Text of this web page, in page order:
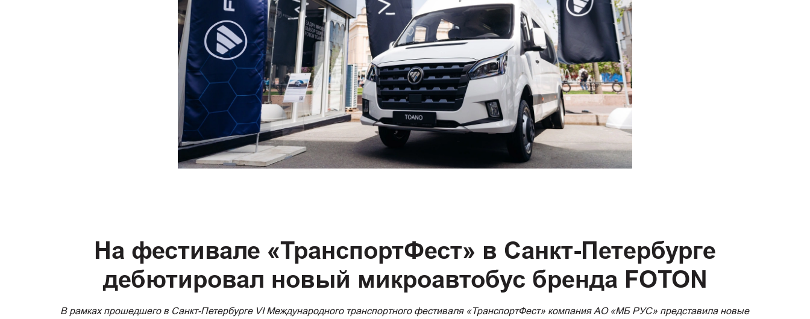
На фестивале «ТранспортФест» в Санкт-Петербурге
дебютировал новый микроавтобус бренда FOTON
В рамках прошедшего в Санкт-Петербурге VI Международного транспортного фестиваля «ТранспортФест» компания АО «МБ РУС» представила новые